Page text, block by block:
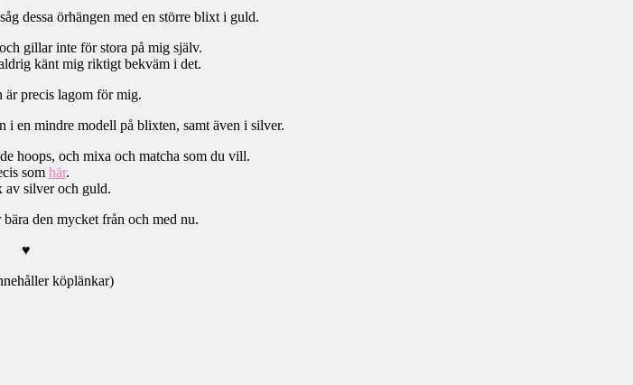
dessa örhängen med en större blixt i guld.
gillar inte för stora på mig själv.
känt mig riktigt bekväm i det.
precis lagom för mig.
i en mindre modell på blixten, samt även i silver.
hoops, och mixa och matcha som du vill.
som här.
av silver och guld.
den mycket från och med nu.
♥
köplänkar)